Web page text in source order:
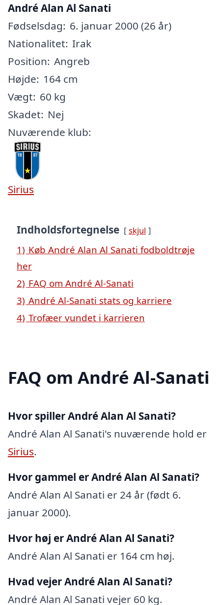
André Alan Al Sanati
Fødselsdag: 6. januar 2000 (26 år)
Nationalitet: Irak
Position: Angreb
Højde: 164 cm
Vægt: 60 kg
Skadet: Nej
Nuværende klub:
Sirius
Indholdsfortegnelse skjul
1) Køb André Alan Al Sanati fodboldtrøje
her
2) FAQ om André Al-Sanati
3) André Al-Sanati stats og karriere
4) Trofæer vundet i karrieren
FAQ om André Al-Sanati
Hvor spiller André Alan Al Sanati?
André Alan Al Sanati's nuværende hold er
Sirius.
Hvor gammel er André Alan Al Sanati?
André Alan Al Sanati er 24 år (født 6.
januar 2000).
Hvor høj er André Alan Al Sanati?
André Alan Al Sanati er 164 cm høj.
Hvad vejer André Alan Al Sanati?
André Alan Al Sanati vejer 60 kg.